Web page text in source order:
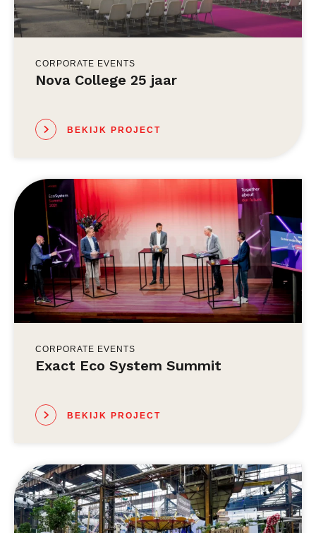
CORPORATE EVENTS
Nova College 25 jaar
BEKIJK PROJECT
CORPORATE EVENTS
Exact Eco System Summit
BEKIJK PROJECT